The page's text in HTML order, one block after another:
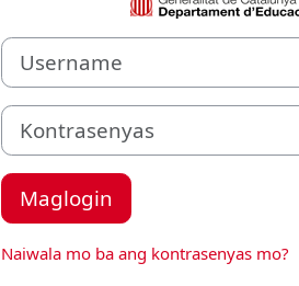
Username
Kontrasenyas
Maglogin
Naiwala mo ba ang kontrasenyas mo?